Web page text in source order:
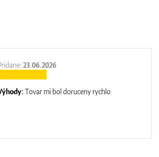
23.06.2026
Tovar mi bol doruceny rychlo